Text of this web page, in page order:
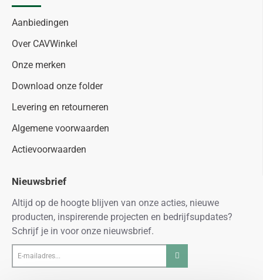
Aanbiedingen
Over CAVWinkel
Onze merken
Download onze folder
Levering en retourneren
Algemene voorwaarden
Actievoorwaarden
Nieuwsbrief
Altijd op de hoogte blijven van onze acties, nieuwe
producten, inspirerende projecten en bedrijfsupdates?
Schrijf je in voor onze nieuwsbrief.
mailadres...